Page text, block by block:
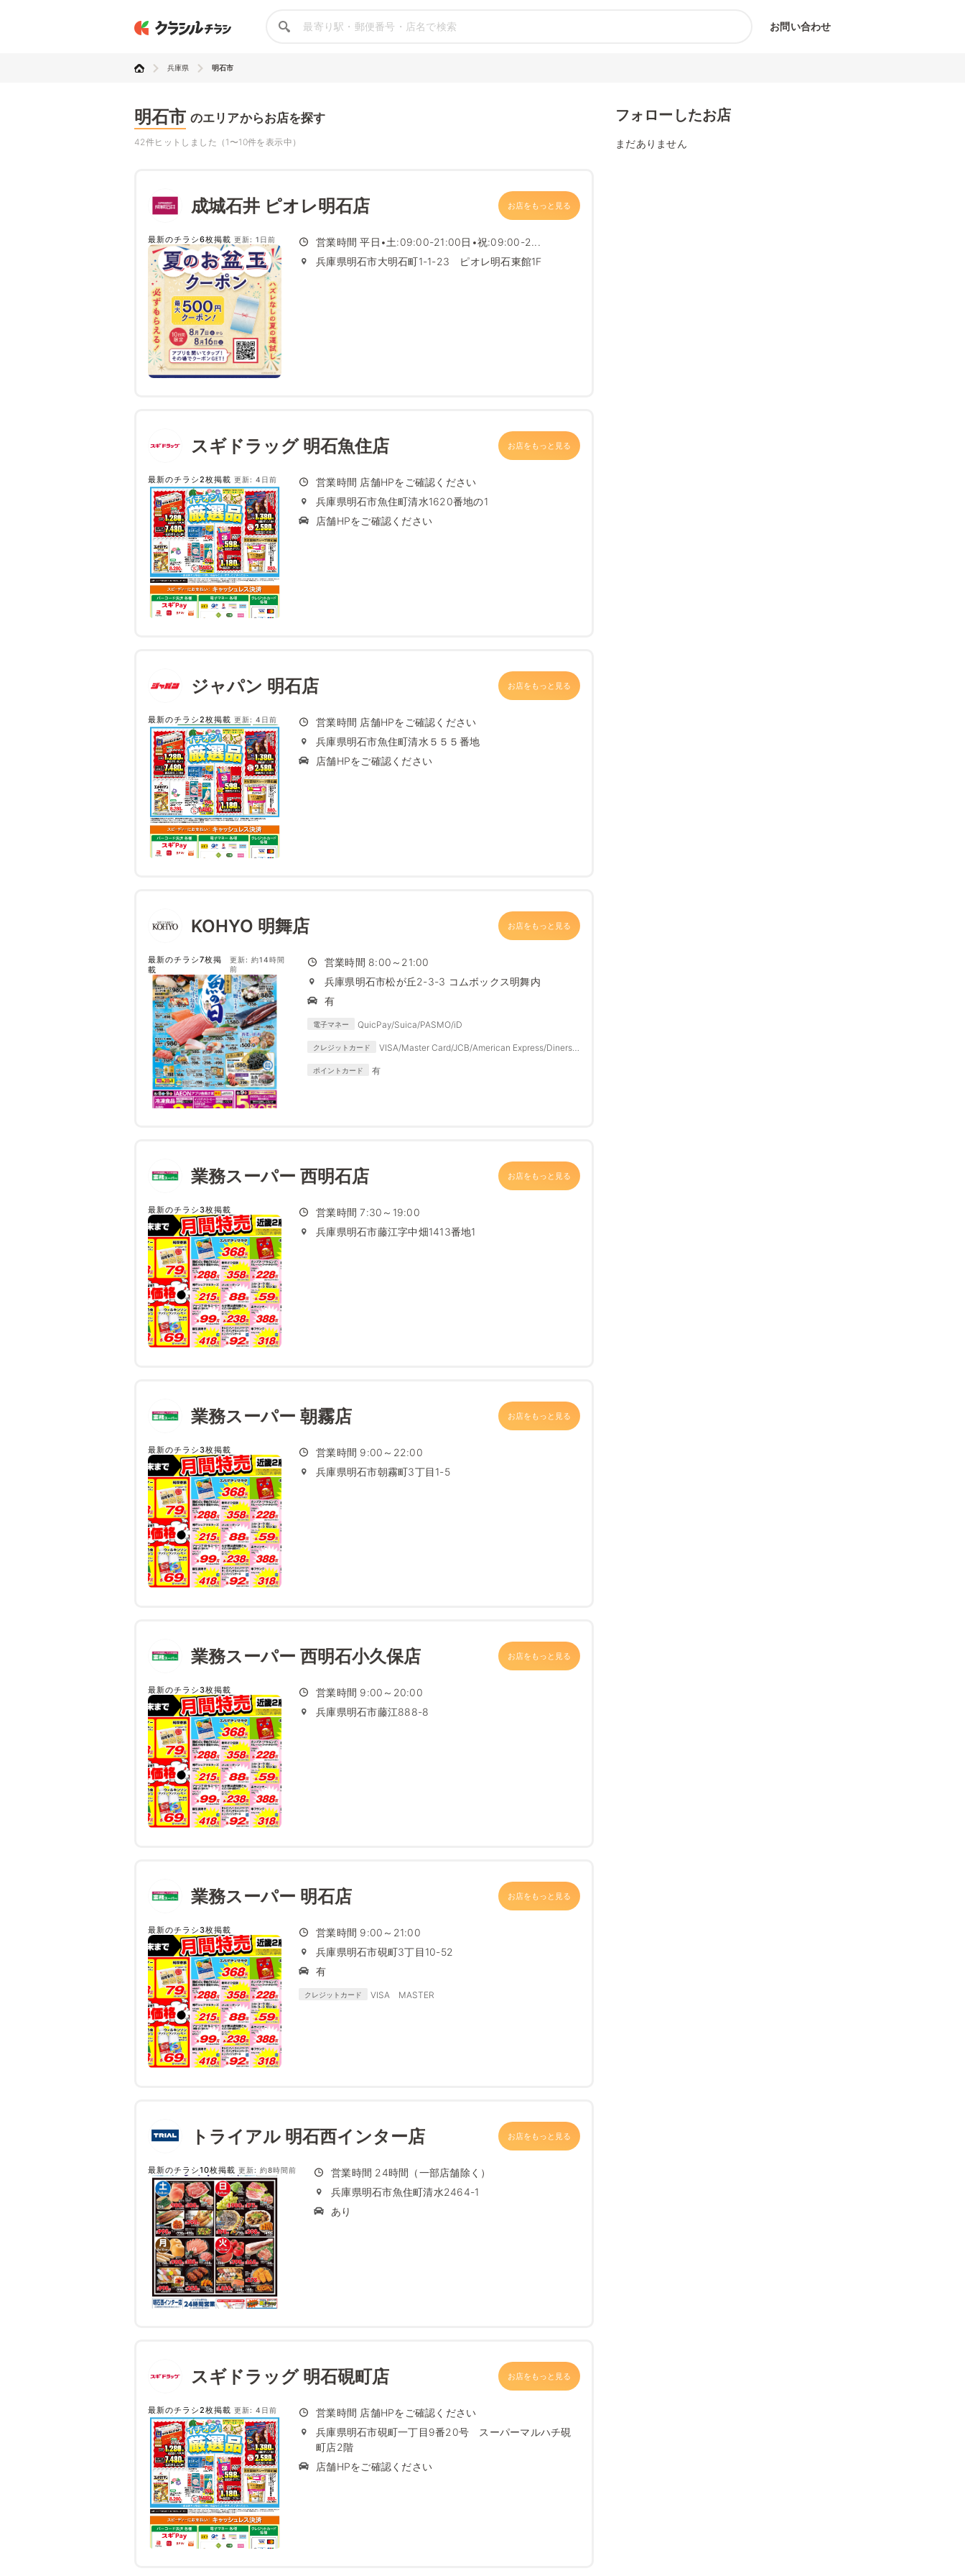
お問い合わせ
兵庫県 明石市
明石市 のエリアからお店を探す
42件ヒットしました（1〜10件を表示中）
成城石井 ピオレ明石店 お店をもっと見る
最新のチラシ6枚掲載 更新: 1日前
営業時間 平日•土:09:00-21:00日•祝:09:00-2...
兵庫県明石市大明石町1-1-23 ピオレ明石東館1F
スギドラッグ 明石魚住店 お店をもっと見る
最新のチラシ2枚掲載 更新: 4日前
営業時間 店舗HPをご確認ください
兵庫県明石市魚住町清水1620番地の1
店舗HPをご確認ください
ジャパン 明石店 お店をもっと見る
最新のチラシ2枚掲載 更新: 4日前
営業時間 店舗HPをご確認ください
兵庫県明石市魚住町清水５５５番地
店舗HPをご確認ください
KOHYO 明舞店 お店をもっと見る
最新のチラシ7枚掲
載
更新: 約14時間
前
営業時間 8:00～21:00
兵庫県明石市松が丘2-3-3 コムボックス明舞内
有
電子マネー QuicPay/Suica/PASMO/iD
クレジットカード
VISA/Master Card/JCB/American Express/Diners
ポイントカード 有
業務スーパー 西明石店 お店をもっと見る
最新のチラシ3枚掲載
営業時間 7:30～19:00
兵庫県明石市藤江字中畑1413番地1
業務スーパー 朝霧店 お店をもっと見る
最新のチラシ3枚掲載
営業時間 9:00～22:00
兵庫県明石市朝霧町3丁目1-5
業務スーパー 西明石小久保店 お店をもっと見る
最新のチラシ3枚掲載
営業時間 9:00～20:00
兵庫県明石市藤江888-8
業務スーパー 明石店 お店をもっと見る
最新のチラシ3枚掲載
営業時間 9:00～21:00
兵庫県明石市硯町3丁目10-52
有
クレジットカード VISA MASTER
トライアル 明石西インター店 お店をもっと見る
最新のチラシ10枚掲載 更新: 約8時間前
営業時間 24時間（一部店舗除く）
兵庫県明石市魚住町清水2464-1
あり
スギドラッグ 明石硯町店 お店をもっと見る
最新のチラシ2枚掲載 更新: 4日前
営業時間 店舗HPをご確認ください
兵庫県明石市硯町一丁目9番20号 スーパーマルハチ硯
町店2階
店舗HPをご確認ください
フォローしたお店
まだありません